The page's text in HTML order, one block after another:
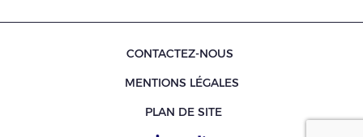
CONTACTEZ-NOUS
MENTIONS LÉGALES
PLAN DE SITE